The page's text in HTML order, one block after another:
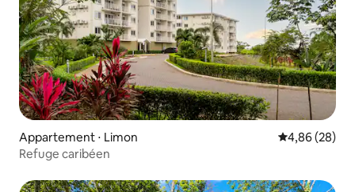
Appartement ⋅ Limon Évaluation
4,86 (28)
Refuge caribéen